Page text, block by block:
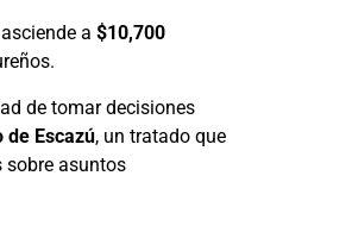
asciende a $10,700
de tomar decisiones
Escazú, un tratado que
sobre asuntos